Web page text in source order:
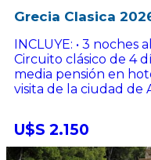
Grecia Clasica
INCLUYE: • 3
Circuito clásico de 4
media pensión en
visita de la ciudad de
U$S 2.150